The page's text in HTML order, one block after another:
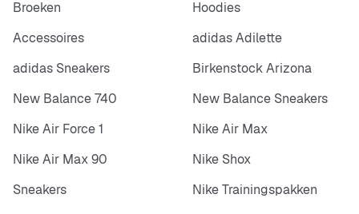
Broeken
Hoodies
Accessoires
adidas Adilette
adidas Sneakers
Birkenstock Arizona
New Balance 740
New Balance Sneakers
Nike Air Force 1
Nike Air Max
Nike Air Max 90
Nike Shox
Sneakers
Nike Trainingspakken